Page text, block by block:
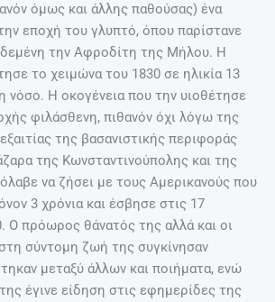
όμως και άλλης παθούσας) ένα
εποχή του γλυπτό, όπου παρίστανε
την Αφροδίτη της Μήλου. Η
το χειμώνα του 1830 σε ηλικία 13
νόσο. Η οκογένεια που την υιοθέτησε
φιλάσθενη, πιθανόν όχι λόγω της
της βασανιστικής περιφοράς
της Κωνσταντινούπολης και της
να ζήσει με τους Αμερικανούς που
3 χρόνια και έσβησε στις 17
Ο πρόωρος θάνατός της αλλά και οι
σύντομη ζωή της συγκίνησαν
μεταξύ άλλων και ποιήματα, ενώ
έγινε είδηση στις εφημερίδες της